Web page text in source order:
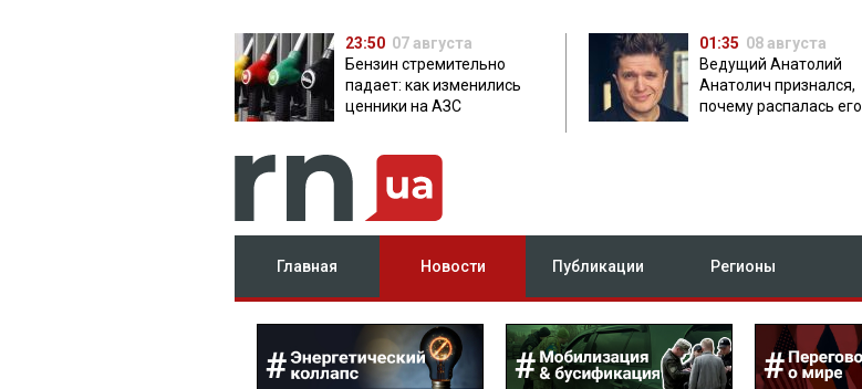
23:50 07 августа
Бензин стремительно
падает: как изменились
ценники на АЗС
01:35 08 августа
Ведущий Анатолий
Анатолич признался,
почему распалась его
Главная Новости Публикации Регионы